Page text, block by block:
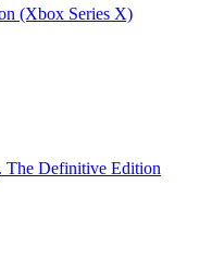
(Xbox Series X)
The Definitive Edition